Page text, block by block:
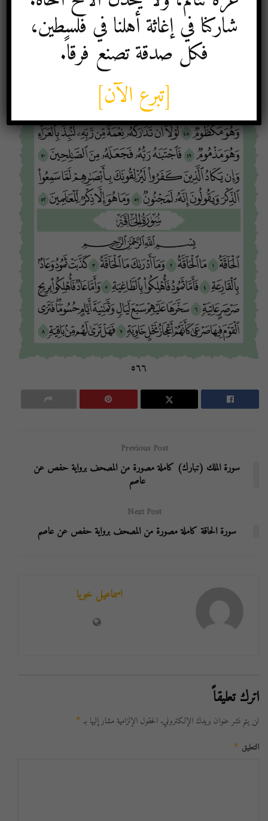
Previous Post
سورة الملك (تبارك) كاملة مصورة من المصحف برواية حفص عن
عاصم
Next Post
سورة الحاقة كاملة مصورة من المصحف برواية حفص عن عاصم
اسماعيل خويا
اترك تعليقاً
لن يتم نشر عنوان بريدك الإلكتروني. الحقول الإلزامية مشار إليها بـ *
التعليق *
شاركنا في إغاثة أهلنا في فلسطين،
فكل صدقة تصنع فرقاً.
[تبرع الآن]